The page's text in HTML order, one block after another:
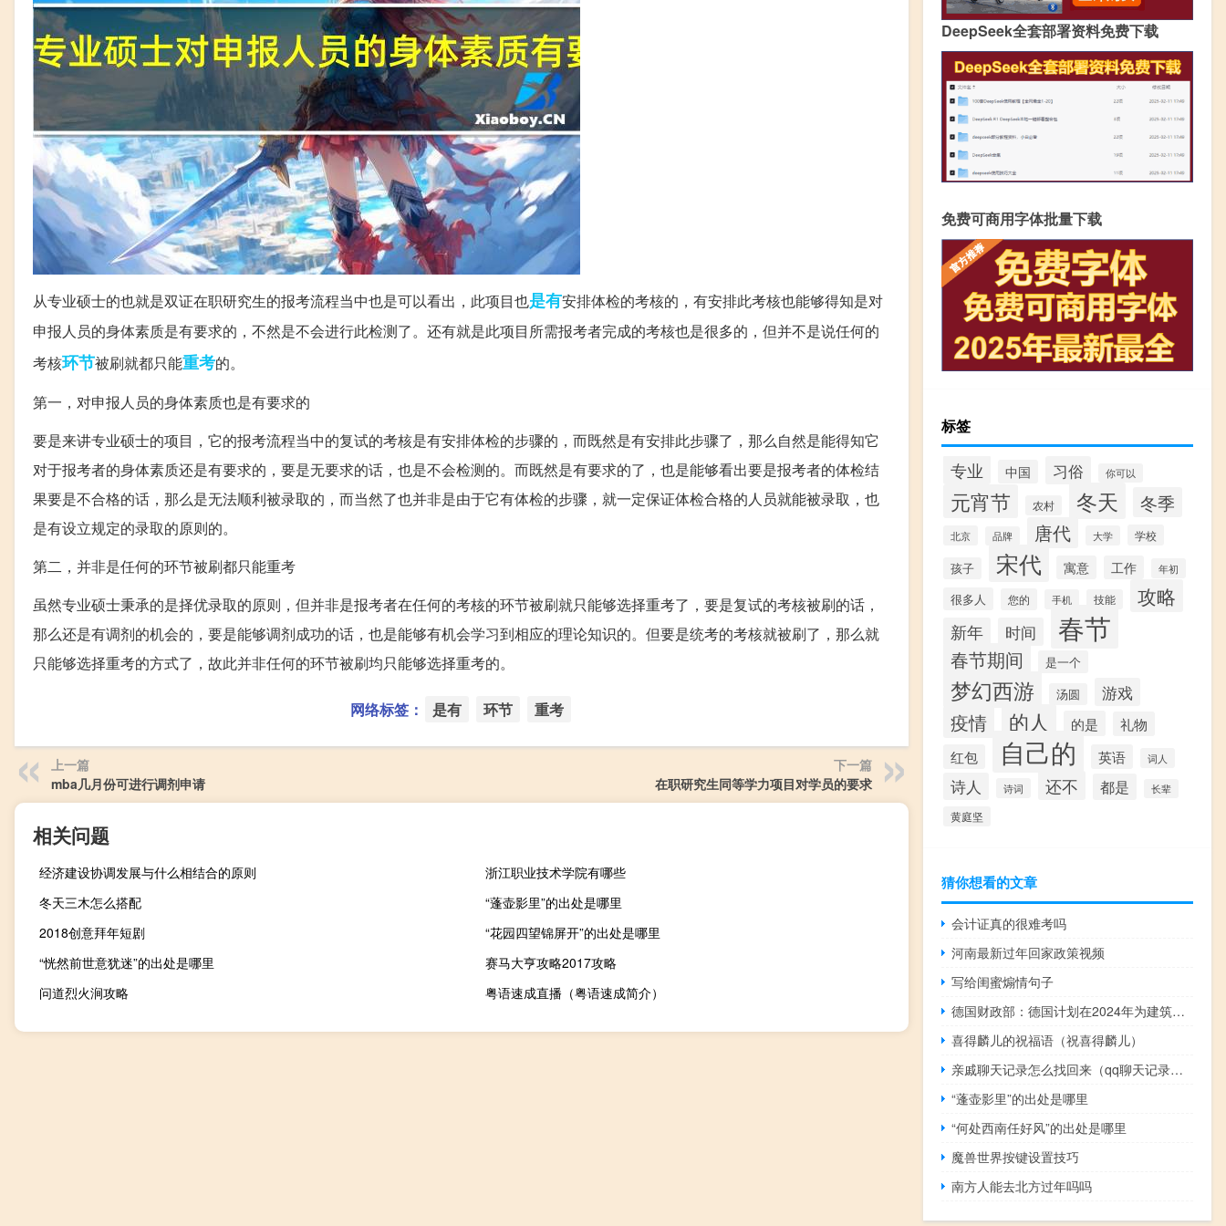
从专业硕士的也就是双证在职研究生的报考流程当中也是可以看出，此项目也是有安排体检的考核的，有安排此考核也能够得知是对
申报人员的身体素质是有要求的，不然是不会进行此检测了。还有就是此项目所需报考者完成的考核也是很多的，但并不是说任何的
考核环节被刷就都只能重考的。
第一，对申报人员的身体素质也是有要求的
要是来讲专业硕士的项目，它的报考流程当中的复试的考核是有安排体检的步骤的，而既然是有安排此步骤了，那么自然是能得知它
对于报考者的身体素质还是有要求的，要是无要求的话，也是不会检测的。而既然是有要求的了，也是能够看出要是报考者的体检结
果要是不合格的话，那么是无法顺利被录取的，而当然了也并非是由于它有体检的步骤，就一定保证体检合格的人员就能被录取，也
是有设立规定的录取的原则的。
第二，并非是任何的环节被刷都只能重考
虽然专业硕士秉承的是择优录取的原则，但并非是报考者在任何的考核的环节被刷就只能够选择重考了，要是复试的考核被刷的话，
那么还是有调剂的机会的，要是能够调剂成功的话，也是能够有机会学习到相应的理论知识的。但要是统考的考核就被刷了，那么就
只能够选择重考的方式了，故此并非任何的环节被刷均只能够选择重考的。
网络标签： 是有 环节 重考
上一篇
mba几月份可进行调剂申请
下一篇
在职研究生同等学力项目对学员的要求
相关问题
经济建设协调发展与什么相结合的原则
浙江职业技术学院有哪些
冬天三木怎么搭配
“蓬壶影里”的出处是哪里
2018创意拜年短剧
“花园四望锦屏开”的出处是哪里
“恍然前世意犹迷”的出处是哪里
赛马大亨攻略2017攻略
问道烈火涧攻略
粤语速成直播（粤语速成简介）
DeepSeek全套部署资料免费下载
免费可商用字体批量下载
标签
专业 中国 习俗 你可以
元宵节 农村 冬天 冬季
北京 品牌 唐代 大学 学校
孩子 宋代 寓意 工作 年初
很多人 您的 手机 技能 攻略
新年 时间 春节
春节期间 是一个
梦幻西游 汤圆 游戏
疫情 的人 的是
礼物
红包
自己的 英语 词人
诗人 诗词 还不 都是 长辈
黄庭坚
猜你想看的文章
会计证真的很难考吗
河南最新过年回家政策视频
写给闺蜜煽情句子
德国财政部：德国计划在2024年为建筑行业拨款189亿欧元为可再生能源拨款126亿欧元
喜得麟儿的祝福语（祝喜得麟儿）
亲戚聊天记录怎么找回来（qq聊天记录怎么找回来）
“蓬壶影里”的出处是哪里
“何处西南任好风”的出处是哪里
魔兽世界按键设置技巧
南方人能去北方过年吗吗